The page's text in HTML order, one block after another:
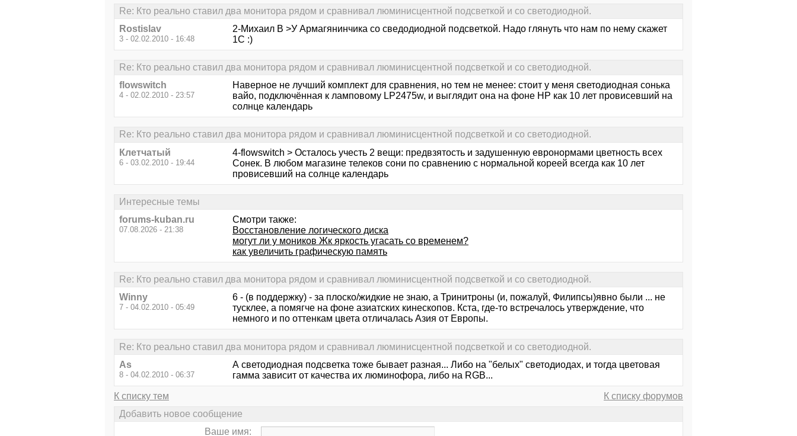
Re: Кто реально ставил два монитора рядом и сравнивал люминисцентной подсветкой и со светодиодной.
Rostislav
3 - 02.02.2010 - 16:48
2-Михаил В >У Армагянинчика со сведодиодной подсветкой. Надо глянуть что нам по нему скажет
1С :)
Re: Кто реально ставил два монитора рядом и сравнивал люминисцентной подсветкой и со светодиодной.
flowswitch
4 - 02.02.2010 - 23:57
Наверное не лучший комплект для сравнения, но тем не менее: стоит у меня светодиодная сонька
вайо, подключённая к ламповому LP2475w, и выглядит она на фоне НР как 10 лет провисевший на
солнце календарь
Re: Кто реально ставил два монитора рядом и сравнивал люминисцентной подсветкой и со светодиодной.
Клетчатый
6 - 03.02.2010 - 19:44
4-flowswitch > Осталось учесть 2 вещи: предвзятость и задушенную евронормами цветность всех
Сонек. В любом магазине телеков сони по сравнению с нормальной кореей всегда как 10 лет
провисевший на солнце календарь
Интересные темы
forums-kuban.ru
07.08.2026 - 21:38
Смотри также:
Восстановление логического диска
могут ли у моников Жк яркость угасать со временем?
как увеличить графическую память
Re: Кто реально ставил два монитора рядом и сравнивал люминисцентной подсветкой и со светодиодной.
Winny
7 - 04.02.2010 - 05:49
6 - (в поддержку) - за плоско/жидкие не знаю, а Тринитроны (и, пожалуй, Филипсы)явно были ... не
тусклее, а помягче на фоне азиатских кинескопов. Кста, где-то встречалось утверждение, что
немного и по оттенкам цвета отличалась Азия от Европы.
Re: Кто реально ставил два монитора рядом и сравнивал люминисцентной подсветкой и со светодиодной.
As
8 - 04.02.2010 - 06:37
А светодиодная подсветка тоже бывает разная... Либо на "белых" светодиодах, и тогда цветовая
гамма зависит от качества их люминофора, либо на RGB...
К списку тем
К списку форумов
Добавить новое сообщение
Ваше имя: